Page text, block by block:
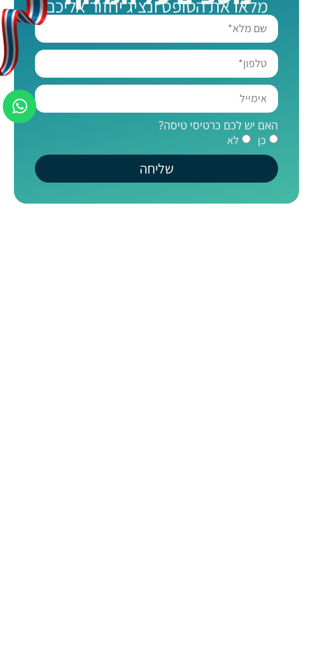
מלאו את הטופס ונציג יחזור אליכם
האם יש לכם כרטיסי טיסה?
כן לא
שליחה